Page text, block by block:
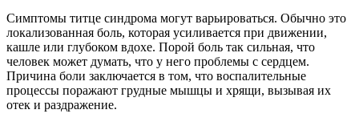
Симптомы титце синдрома могут варьироваться. Обычно это
локализованная боль, которая усиливается при движении,
кашле или глубоком вдохе. Порой боль так сильная, что
человек может думать, что у него проблемы с сердцем.
Причина боли заключается в том, что воспалительные
процессы поражают грудные мышцы и хрящи, вызывая их
отек и раздражение.